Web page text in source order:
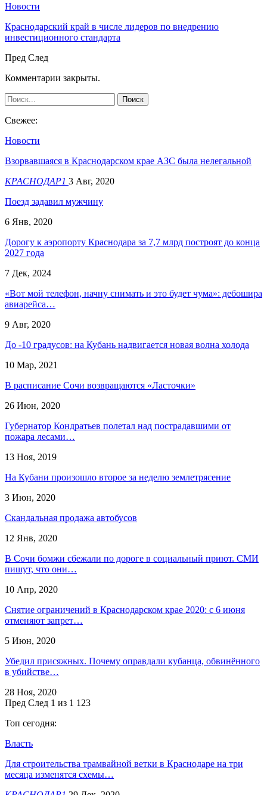
Новости
Краснодарский край в числе лидеров по внедрению
инвестиционного стандарта
Пред След
Комментарии закрыты.
Свежее:
Новости
Взорвавшаяся в Краснодарском крае АЗС была нелегальной
КРАСНОДАР1 3 Авг, 2020
Поезд задавил мужчину
6 Янв, 2020
Дорогу к аэропорту Краснодара за 7,7 млрд построят до конца
2027 года
7 Дек, 2024
«Вот мой телефон, начну снимать и это будет чума»: дебошира
авиарейса…
9 Авг, 2020
До -10 градусов: на Кубань надвигается новая волна холода
10 Мар, 2021
В расписание Сочи возвращаются «Ласточки»
26 Июн, 2020
Губернатор Кондратьев полетал над пострадавшими от
пожара лесами…
13 Ноя, 2019
На Кубани произошло второе за неделю землетрясение
3 Июн, 2020
Скандальная продажа автобусов
12 Янв, 2020
В Сочи бомжи сбежали по дороге в социальный приют. СМИ
пишут, что они…
10 Апр, 2020
Снятие ограничений в Краснодарском крае 2020: с 6 июня
отменяют запрет…
5 Июн, 2020
Убедил присяжных. Почему оправдали кубанца, обвинённого
в убийстве…
28 Ноя, 2020
Пред След 1 из 1 123
Топ сегодня:
Власть
Для строительства трамвайной ветки в Краснодаре на три
месяца изменятся схемы…